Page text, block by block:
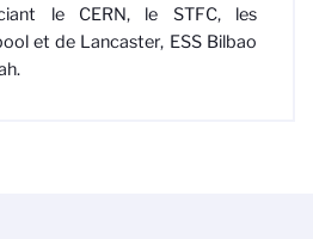
le CERN, le STFC, les
et de Lancaster, ESS Bilbao